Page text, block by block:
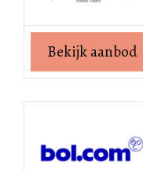
Bekijk aanbod